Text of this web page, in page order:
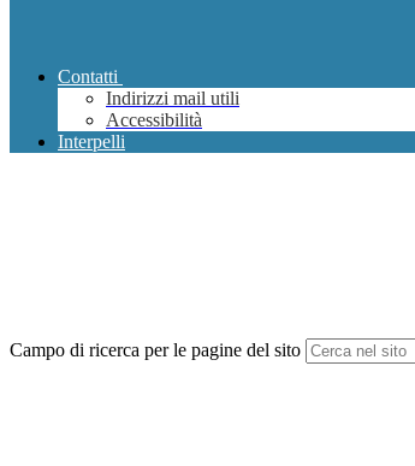
Contatti
Indirizzi mail utili
Accessibilità
Interpelli
Campo di ricerca per le pagine del sito